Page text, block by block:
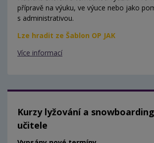
přípravě na výuku, ve výuce nebo jako
s administrativou.
Lze hradit ze Šablon OP JAK
Více informací
Kurzy lyžování a
učitele